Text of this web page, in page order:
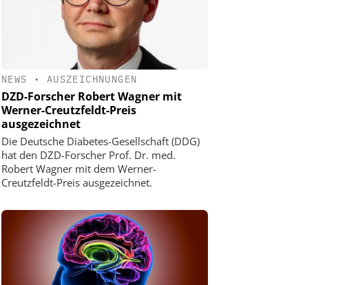
NEWS • AUSZEICHNUNGEN
DZD-Forscher Robert Wagner mit
Werner-Creutzfeldt-Preis
ausgezeichnet
Die Deutsche Diabetes-Gesellschaft (DDG)
hat den DZD-Forscher Prof. Dr. med.
Robert Wagner mit dem Werner-
Creutzfeldt-Preis ausgezeichnet.